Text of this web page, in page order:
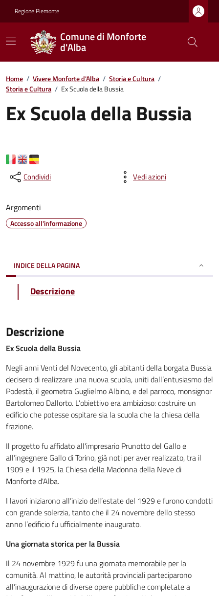
Regione Piemonte
Comune di Monforte
d'Alba
Home / Vivere Monforte d'Alba / Storia e Cultura /
Storia e Cultura / Ex Scuola della Bussia
Ex Scuola della Bussia
Condividi Vedi azioni
Argomenti
Accesso all'informazione
INDICE DELLA PAGINA
Descrizione
Descrizione
Ex Scuola della Bussia
Negli anni Venti del Novecento, gli abitanti della borgata Bussia
decisero di realizzare una nuova scuola, uniti dall’entusiasmo del
Podestà, il geometra Guglielmo Albino, e del parroco, monsignor
Bartolomeo Dallorto. L’obiettivo era ambizioso: costruire un
edificio che potesse ospitare sia la scuola che la chiesa della
frazione.
Il progetto fu affidato all'impresario Prunotto del Gallo e
all’ingegnere Gallo di Torino, già noti per aver realizzato, tra il
1909 e il 1925, la Chiesa della Madonna della Neve di
Monforte d'Alba.
I lavori iniziarono all’inizio dell’estate del 1929 e furono condotti
con grande solerzia, tanto che il 24 novembre dello stesso
anno l’edificio fu ufficialmente inaugurato.
Una giornata storica per la Bussia
Il 24 novembre 1929 fu una giornata memorabile per la
comunità. Al mattino, le autorità provinciali parteciparono
all’inaugurazione di diverse opere pubbliche completate a